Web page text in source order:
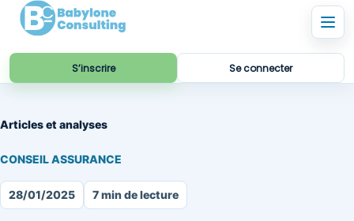
S’inscrire Se connecter
Articles et analyses
CONSEIL ASSURANCE
28/01/2025 7 min de lecture